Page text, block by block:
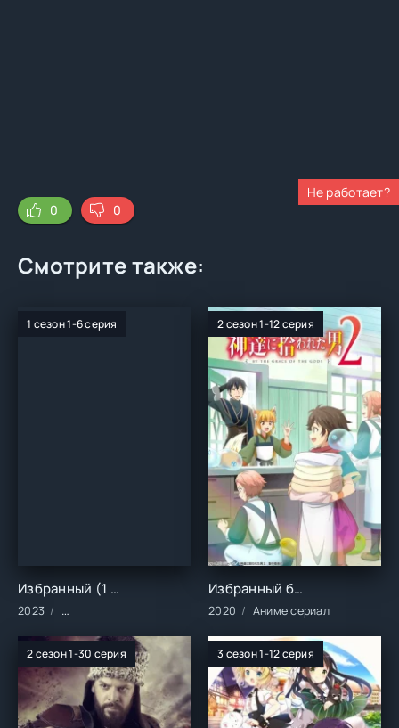
Не работает?
0
0
Смотрите также:
1 сезон 1-6 серия
Избранный (1 сезон)
2023 Сериалы/2023 год/Зарубежные/Боевики/Драма/
2 сезон 1-12 серия
Избранный богами (1-2 сезон)
2020 Аниме сериал
2 сезон 1-30 серия 3 сезон 1-12 серия